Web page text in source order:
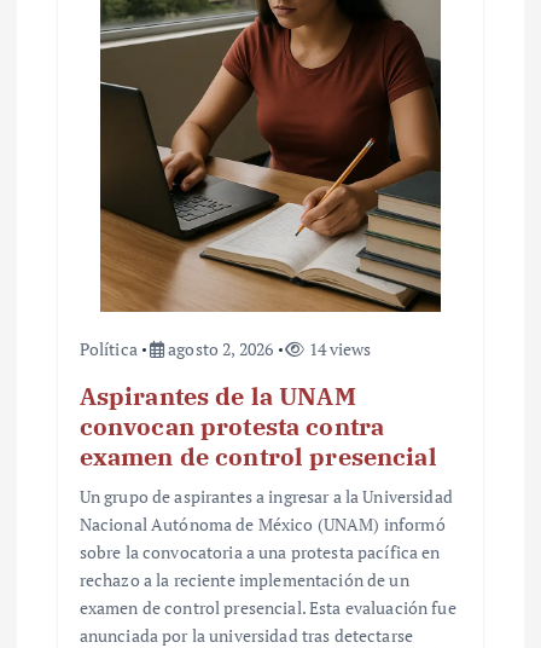
Política agosto 2, 2026 14 views
Aspirantes de la UNAM
convocan protesta contra
examen de control presencial
Un grupo de aspirantes a ingresar a la Universidad
Nacional Autónoma de México (UNAM) informó
sobre la convocatoria a una protesta pacífica en
rechazo a la reciente implementación de un
examen de control presencial. Esta evaluación fue
anunciada por la universidad tras detectarse